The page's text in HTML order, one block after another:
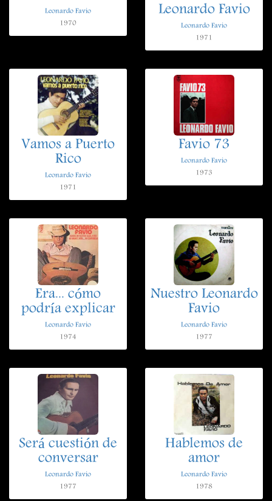
Leonardo Favio
1970
Leonardo Favio
Leonardo Favio
1971
Vamos a Puerto
Rico
Leonardo Favio
1971
Favio 73
Leonardo Favio
1973
Era... cómo
podría explicar
Leonardo Favio
1974
Nuestro Leonardo
Favio
Leonardo Favio
1977
Será cuestión de
conversar
Leonardo Favio
1977
Hablemos de
amor
Leonardo Favio
1978